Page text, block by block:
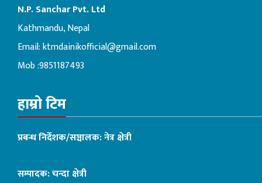
N.P. Sanchar Pvt. Ltd
Kathmandu, Nepal
Email:ktmdainikofficial@gmail.com
Mob :9851187493
हाम्रो टिम
प्रबन्ध निर्देशक/सञ्चालक: नेत्र क्षेत्री
सम्पादक: चन्दा क्षेत्री